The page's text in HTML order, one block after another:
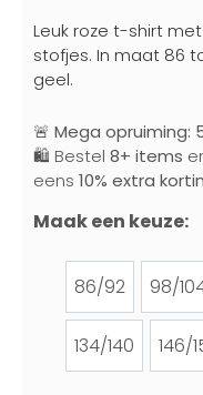
Leuk roze t-shirt
stofjes. In maat 86
geel.
🚨 Mega opruiming:
🛍️ Bestel 8+ items
eens 10% extra
Maak een keuze:
86/92
86/92
98/
98/
134/140
134/140
146/